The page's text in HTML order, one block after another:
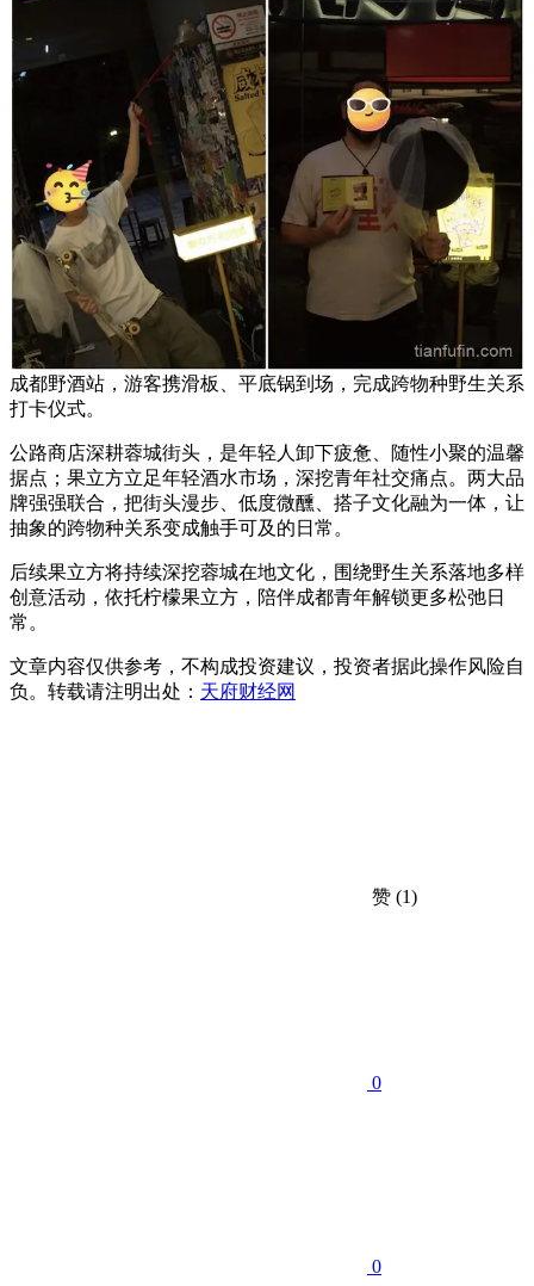
成都野酒站，游客携滑板、平底锅到场，完成跨物种野生关系
打卡仪式。
公路商店深耕蓉城街头，是年轻人卸下疲惫、随性小聚的温馨
据点；果立方立足年轻酒水市场，深挖青年社交痛点。两大品
牌强强联合，把街头漫步、低度微醺、搭子文化融为一体，让
抽象的跨物种关系变成触手可及的日常。
后续果立方将持续深挖蓉城在地文化，围绕野生关系落地多样
创意活动，依托柠檬果立方，陪伴成都青年解锁更多松弛日
常。
文章内容仅供参考，不构成投资建议，投资者据此操作风险自
负。转载请注明出处： 天府财经网
赞 (1)
0
0